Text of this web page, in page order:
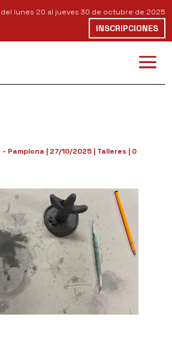
lunes 20 al jueves 30 de octubre de 2025
INSCRIPCIONES
Pamplona | 27/10/2025 | Talleres | 0